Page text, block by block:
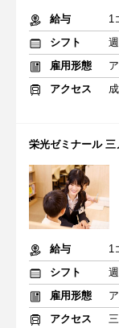
給与
1
シフト
雇用形態
アクセス
栄光ゼミナール 三
給与
1
シフト
雇用形態
アクセス